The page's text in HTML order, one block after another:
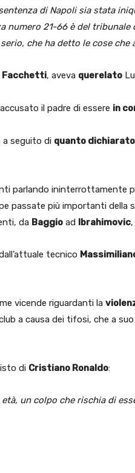
di Napoli sia stata
numero 21-66 è del
che ha detto le cose che
Facchetti, aveva querelato
il padre di essere in
seguito di quanto
parlando ininterrottamente
passate più importanti della
da Baggio ad Ibrahimovic
tecnico
vicende riguardanti la
a causa dei tifosi, che a
di Cristiano Ronaldo:
un colpo che rischia di